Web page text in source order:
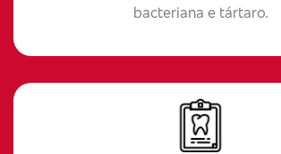
bacteriana e tártaro.